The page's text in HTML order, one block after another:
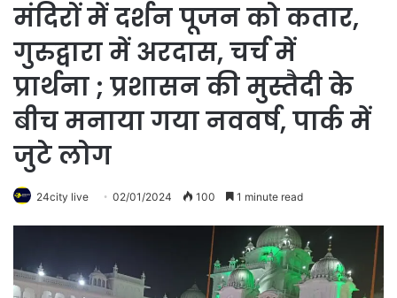
मंदिरों में दर्शन पूजन को कतार,
गुरुद्वारा में अरदास, चर्च में
प्रार्थना ; प्रशासन की मुस्तैदी के
बीच मनाया गया नववर्ष, पार्क में
जुटे लोग
24city live 02/01/2024 100 1 minute read